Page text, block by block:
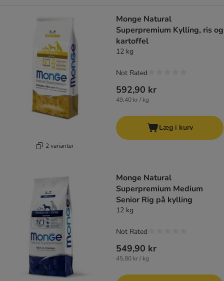
2 varianter
Monge Natural
Superpremium Kylling, ris og
kartoffel
12 kg
592,90 kr
49,40 kr / kg
Not Rated
Læg i kurv
Monge Natural
Superpremium Medium
Senior Rig på kylling
12 kg
549,90 kr
45,80 kr / kg
Not Rated